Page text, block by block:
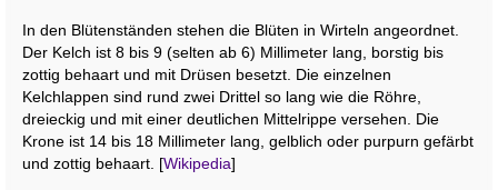
In den Blütenständen stehen die Blüten in Wirteln angeordnet.
Der Kelch ist 8 bis 9 (selten ab 6) Millimeter lang, borstig bis
zottig behaart und mit Drüsen besetzt. Die einzelnen
Kelchlappen sind rund zwei Drittel so lang wie die Röhre,
dreieckig und mit einer deutlichen Mittelrippe versehen. Die
Krone ist 14 bis 18 Millimeter lang, gelblich oder purpurn gefärbt
und zottig behaart. [Wikipedia]